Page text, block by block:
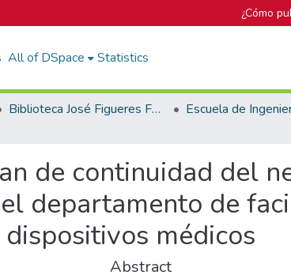
¿Cómo
All of DSpace Statistics
Biblioteca José Figueres Ferrer
de continuidad del
departamento de
médicos
Abstract